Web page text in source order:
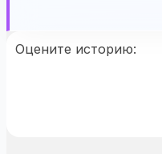
Оцените историю: